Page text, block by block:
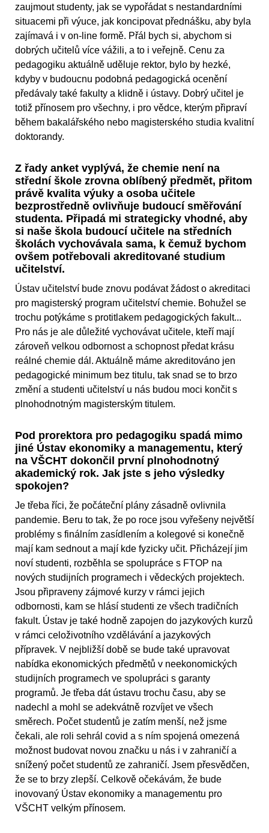
zaujmout studenty, jak se vypořádat s nestandardními
situacemi při výuce, jak koncipovat přednášku, aby byla
zajímavá i v on-line formě. Přál bych si, abychom si
dobrých učitelů více vážili, a to i veřejně. Cenu za
pedagogiku aktuálně uděluje rektor, bylo by hezké,
kdyby v budoucnu podobná pedagogická ocenění
předávaly také fakulty a klidně i ústavy. Dobrý učitel je
totiž přínosem pro všechny, i pro vědce, kterým připraví
během bakalářského nebo magisterského studia kvalitní
doktorandy.
Z řady anket vyplývá, že chemie není na
střední škole zrovna oblíbený předmět, přitom
právě kvalita výuky a osoba učitele
bezprostředně ovlivňuje budoucí směřování
studenta. Připadá mi strategicky vhodné, aby
si naše škola budoucí učitele na středních
školách vychovávala sama, k čemuž bychom
ovšem potřebovali akreditované studium
učitelství.
Ústav učitelství bude znovu podávat žádost o akreditaci
pro magisterský program učitelství chemie. Bohužel se
trochu potýkáme s protitlakem pedagogických fakult...
Pro nás je ale důležité vychovávat učitele, kteří mají
zároveň velkou odbornost a schopnost předat krásu
reálné chemie dál. Aktuálně máme akreditováno jen
pedagogické minimum bez titulu, tak snad se to brzo
změní a studenti učitelství u nás budou moci končit s
plnohodnotným magisterským titulem.
Pod prorektora pro pedagogiku spadá mimo
jiné Ústav ekonomiky a managementu, který
na VŠCHT dokončil první plnohodnotný
akademický rok. Jak jste s jeho výsledky
spokojen?
Je třeba říci, že počáteční plány zásadně ovlivnila
pandemie. Beru to tak, že po roce jsou vyřešeny největší
problémy s finálním zasídlením a kolegové si konečně
mají kam sednout a mají kde fyzicky učit. Přicházejí jim
noví studenti, rozběhla se spolupráce s FTOP na
nových studijních programech i vědeckých projektech.
Jsou připraveny zájmové kurzy v rámci jejich
odbornosti, kam se hlásí studenti ze všech tradičních
fakult. Ústav je také hodně zapojen do jazykových kurzů
v rámci celoživotního vzdělávání a jazykových
přípravek. V nejbližší době se bude také upravovat
nabídka ekonomických předmětů v neekonomických
studijních programech ve spolupráci s garanty
programů. Je třeba dát ústavu trochu času, aby se
nadechl a mohl se adekvátně rozvíjet ve všech
směrech. Počet studentů je zatím menší, než jsme
čekali, ale roli sehrál covid a s ním spojená omezená
možnost budovat novou značku u nás i v zahraničí a
snížený počet studentů ze zahraničí. Jsem přesvědčen,
že se to brzy zlepší. Celkově očekávám, že bude
inovovaný Ústav ekonomiky a managementu pro
VŠCHT velkým přínosem.